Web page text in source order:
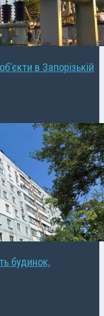
в Запорізькій
будинок,